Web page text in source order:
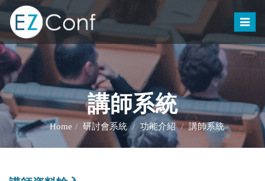
Toggle
講師系統
Home 研討會系統 功能介紹 講師系統